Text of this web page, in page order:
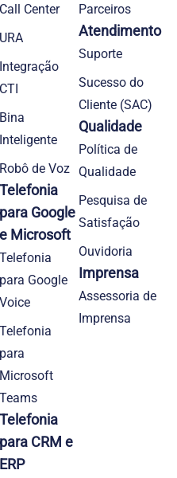
Call Center
URA
Integração
CTI
Bina
Inteligente
Robô de Voz
Telefonia
para Google
e Microsoft
Telefonia
para Google
Voice
Telefonia
para
Microsoft
Teams
Telefonia
para CRM e
ERP
Parceiros
Atendimento
Suporte
Sucesso do
Cliente (SAC)
Qualidade
Política de
Qualidade
Pesquisa de
Satisfação
Ouvidoria
Imprensa
Assessoria de
Imprensa